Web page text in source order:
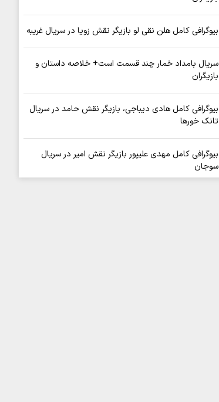
بیوگرافی کامل هلن نقی لو بازیگر نقش زویا در سریال غریبه
سریال بامداد خمار چند قسمت است+ خلاصه داستان و
بازیگران
بیوگرافی کامل هادی دیباجی، بازیگر نقش حامد در سریال
تانک خورها
بیوگرافی کامل مهدی علیپور بازیگر نقش امیر در سریال
سوجان